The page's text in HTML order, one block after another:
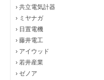
› 共立電気計器
› ミヤナガ
› 日置電機
› 藤井電工
› アイウッド
› 若井産業
› ゼノア